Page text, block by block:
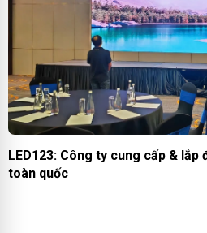
LED123: Công ty cung cấp &
toàn quốc